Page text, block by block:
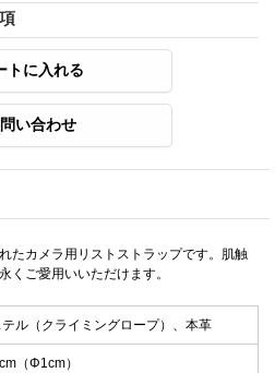
たカメラ用リストストラップです。肌触
くご愛用いいただけます。
ル（クライミングロープ）、本革
（Φ1cm）